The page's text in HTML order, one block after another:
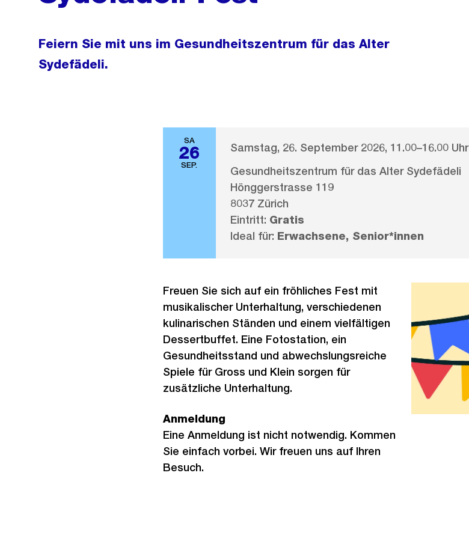
Feiern Sie mit uns im Gesundheitszentrum für das Alter
Sydefädeli.
SA
26
SEP.
Samstag, 26. September 2026, 11.00–16.00 Uhr
Gesundheitszentrum für das Alter Sydefädeli
Hönggerstrasse 119
8037 Zürich
Eintritt: Gratis
Ideal für: Erwachsene, Senior*innen
Freuen Sie sich auf ein fröhliches Fest mit
musikalischer Unterhaltung, verschiedenen
kulinarischen Ständen und einem vielfältigen
Dessertbuffet. Eine Fotostation, ein
Gesundheitsstand und abwechslungsreiche
Spiele für Gross und Klein sorgen für
zusätzliche Unterhaltung.
Anmeldung
Eine Anmeldung ist nicht notwendig. Kommen
Sie einfach vorbei. Wir freuen uns auf Ihren
Besuch.